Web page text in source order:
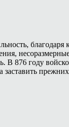
876 году